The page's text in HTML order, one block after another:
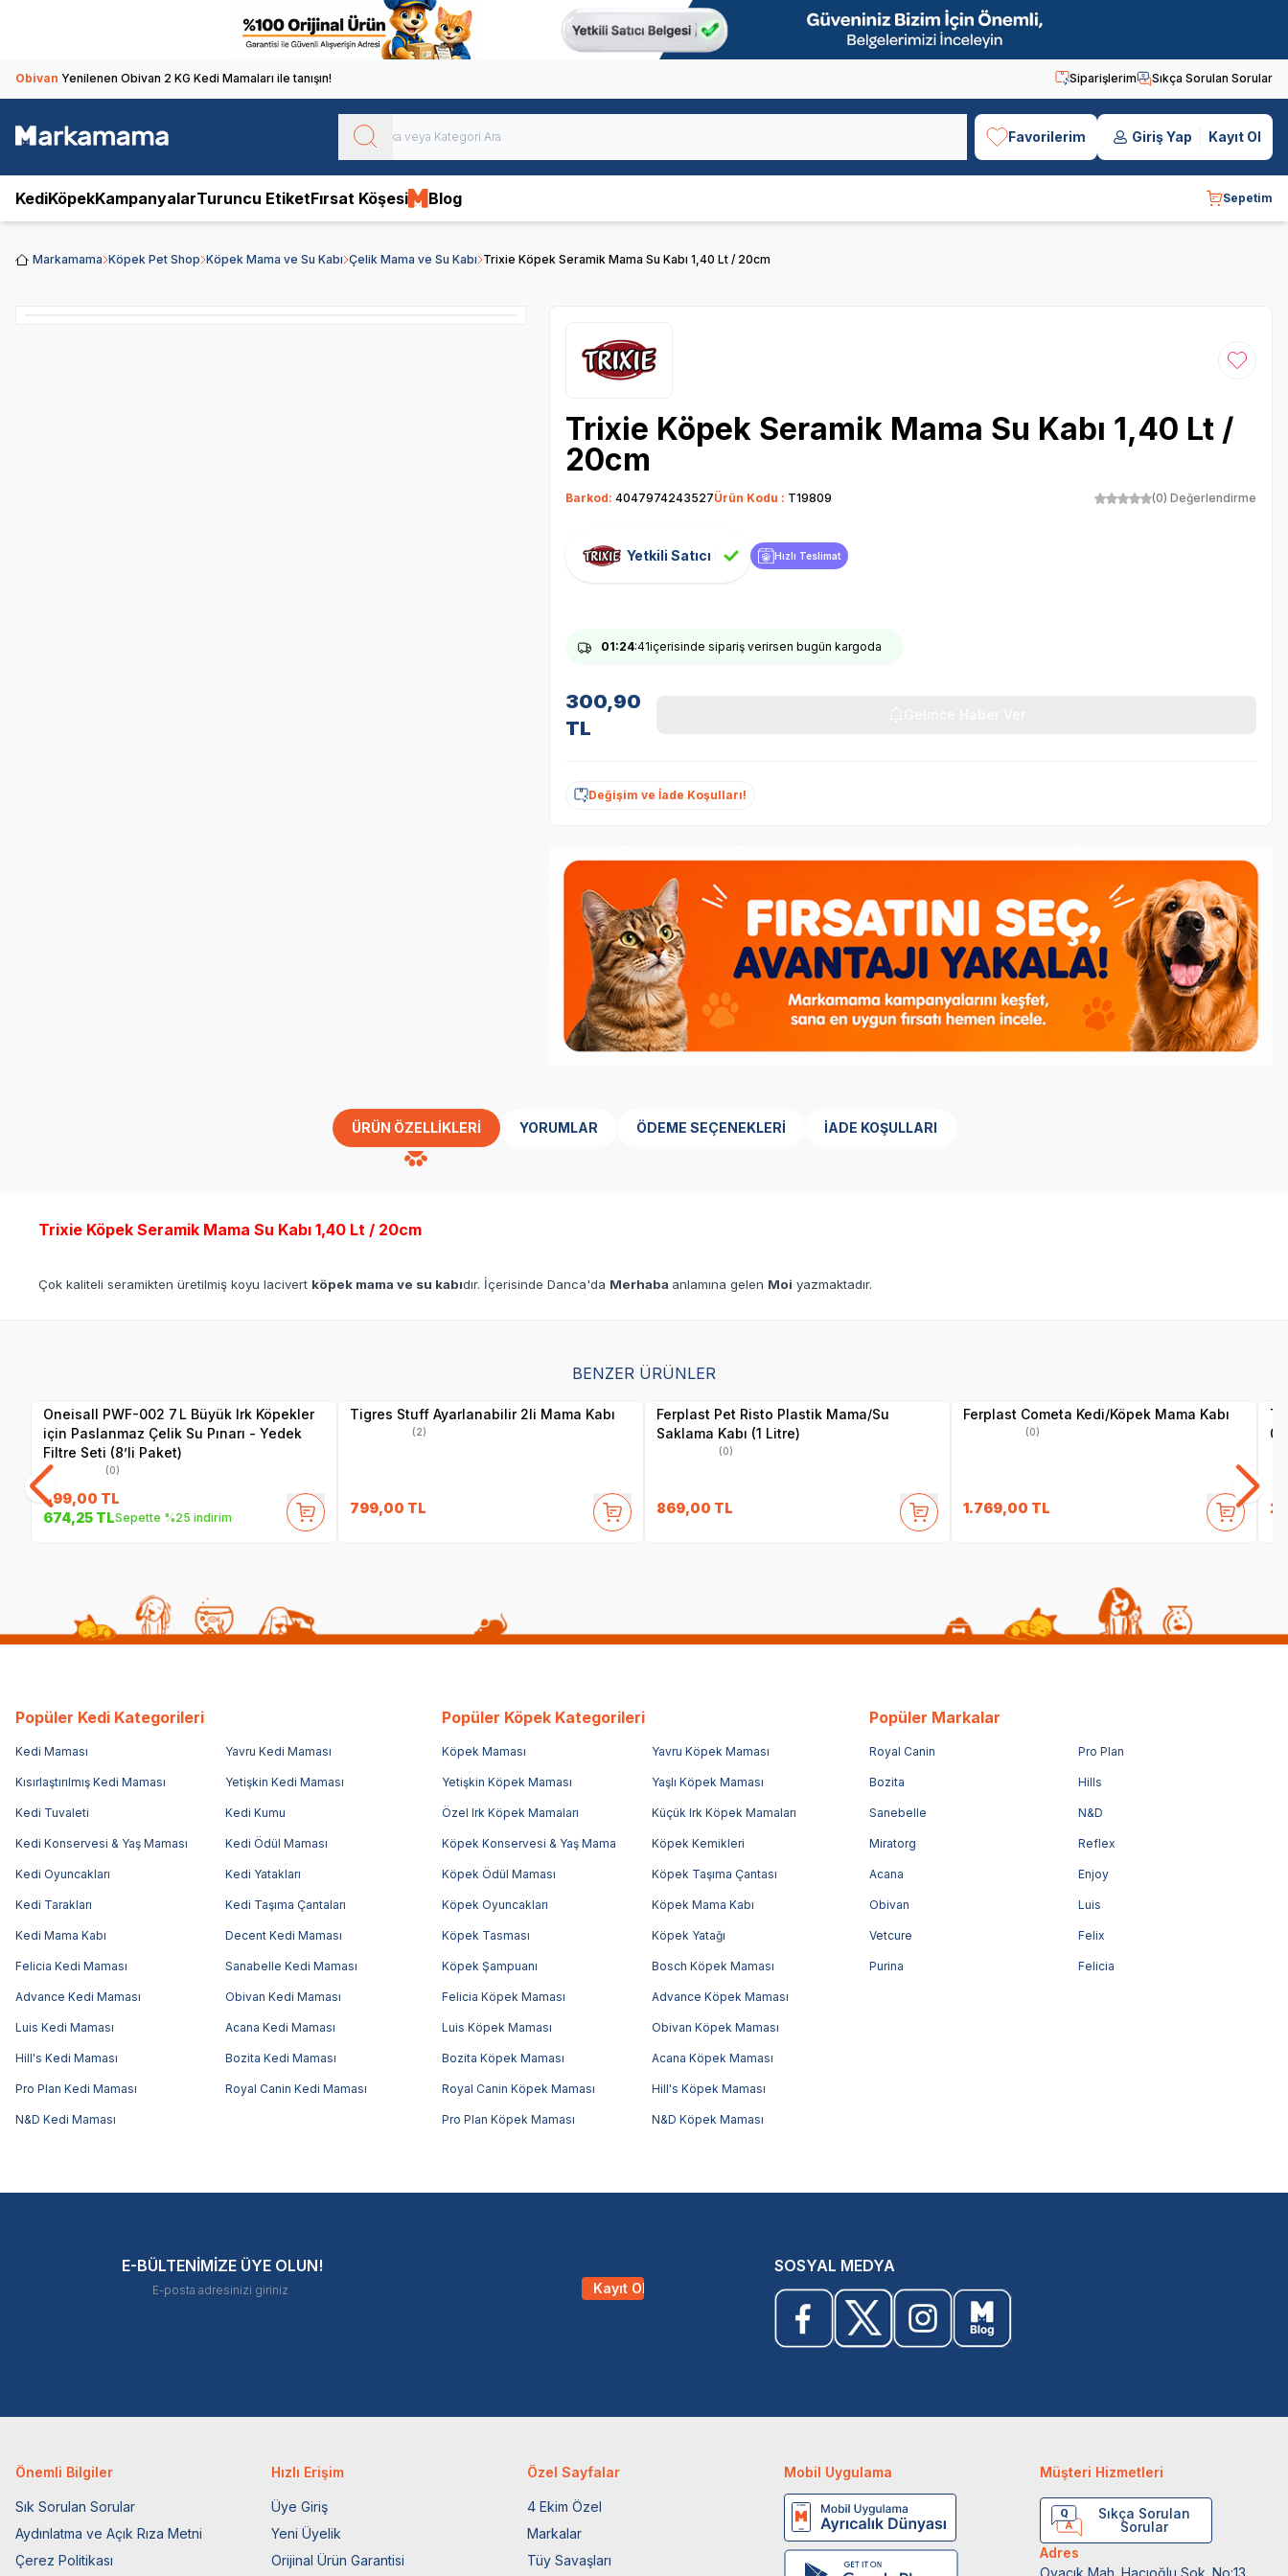
Obivan Yenilenen Obivan 2 KG Kedi Mamaları ile tanışın! Siparişlerim Sıkça Sorulan Sorular
Favorilerim Giriş Yap Kayıt Ol
KediKöpekKampanyalarTuruncu EtiketFırsat Köşesi Blog Sepetim
Markamama Köpek Pet Shop Köpek Mama ve Su Kabı Çelik Mama ve Su Kabı Trixie Köpek Seramik Mama Su Kabı 1,40 Lt / 20cm
Favoriye
Trixie Köpek Seramik Mama Su Kabı 1,40 Lt /
20cm
Barkod: 4047974243527Ürün Kodu : T19809 (0) Değerlendirme
Yetkili Satıcı Hızlı Teslimat
01:24:40içerisinde sipariş verirsen bugün kargoda
300,90
TL
Değişim ve İade Koşulları!
ÜRÜN ÖZELLIKLERI YORUMLAR ÖDEME SEÇENEKLERI İADE KOŞULLARI
Trixie Köpek Seramik Mama Su Kabı 1,40 Lt / 20cm
Çok kaliteli seramikten üretilmiş koyu lacivert köpek mama ve su kabıdır. İçerisinde Danca'da Merhaba anlamına gelen Moi yazmaktadır.
BENZER ÜRÜNLER
Oneisall PWF-002 7 L Büyük Irk Köpekler
için Paslanmaz Çelik Su Pınarı - Yedek
Filtre Seti (8’li Paket)
(0)
899,00 TL
674,25 TLSepette %25 indirim
Tigres Stuff Ayarlanabilir 2li Mama Kabı
(2)
799,00 TL
Ferplast Pet Risto Plastik Mama/Su
Saklama Kabı (1 Litre)
(0)
869,00 TL
Ferplast Cometa Kedi/Köpek Mama Kabı
(0)
1.769,00 TL
Popüler Kedi Kategorileri
Kedi Maması Yavru Kedi Maması
Kısırlaştırılmış Kedi Maması Yetişkin Kedi Maması
Kedi Tuvaleti Kedi Kumu
Kedi Konservesi & Yaş Maması Kedi Ödül Maması
Kedi Oyuncakları Kedi Yatakları
Kedi Tarakları Kedi Taşıma Çantaları
Kedi Mama Kabı Decent Kedi Maması
Felicia Kedi Maması Sanabelle Kedi Maması
Advance Kedi Maması Obivan Kedi Maması
Luis Kedi Maması Acana Kedi Maması
Hill's Kedi Maması Bozita Kedi Maması
Pro Plan Kedi Maması Royal Canin Kedi Maması
N&D Kedi Maması
Popüler Köpek Kategorileri
Köpek Maması Yavru Köpek Maması
Yetişkin Köpek Maması Yaşlı Köpek Maması
Özel Irk Köpek Mamaları Küçük Irk Köpek Mamaları
Köpek Konservesi & Yaş Mama Köpek Kemikleri
Köpek Ödül Maması Köpek Taşıma Çantası
Köpek Oyuncakları Köpek Mama Kabı
Köpek Tasması Köpek Yatağı
Köpek Şampuanı Bosch Köpek Maması
Felicia Köpek Maması Advance Köpek Maması
Luis Köpek Maması Obivan Köpek Maması
Bozita Köpek Maması Acana Köpek Maması
Royal Canin Köpek Maması Hill's Köpek Maması
Pro Plan Köpek Maması N&D Köpek Maması
Popüler Markalar
Royal Canin Pro Plan
Bozita Hills
Sanebelle N&D
Miratorg Reflex
Acana Enjoy
Obivan Luis
Vetcure Felix
Purina Felicia
E-BÜLTENİMİZE ÜYE OLUN!
Kayıt Ol
SOSYAL MEDYA
Önemli Bilgiler
Sık Sorulan Sorular
Aydınlatma ve Açık Rıza Metni
Çerez Politikası
Hızlı Erişim
Üye Giriş
Yeni Üyelik
Orijinal Ürün Garantisi
Özel Sayfalar
4 Ekim Özel
Markalar
Tüy Savaşları
Mobil Uygulama Müşteri Hizmetleri
Sıkça Sorulan
Sorular
Adres
Ovacık Mah. Hacıoğlu Sok. No:13